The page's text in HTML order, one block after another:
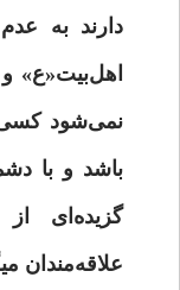
دارند به
اهل‌بیت«ع»
نمی‌شود کسى
باشد و با
گزیده‌ای
علاقه‌مندان